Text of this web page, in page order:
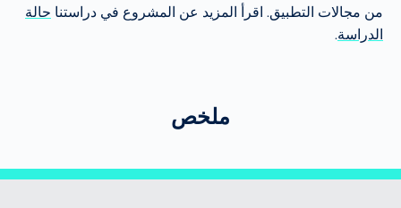
من مجالات التطبيق. اقرأ المزيد عن المشروع في دراستنا حالة
الدراسة.
ملخص